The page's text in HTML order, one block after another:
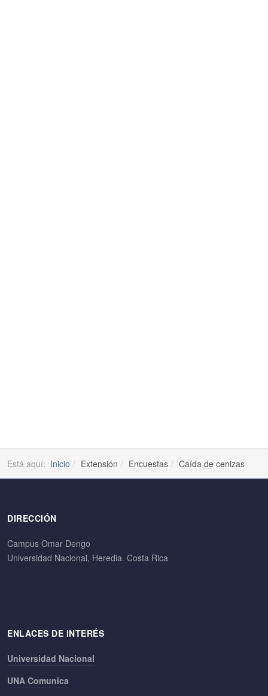
Está aquí: Inicio Extensión Encuestas Caída de cenizas
DIRECCIÓN
Campus Omar Dengo
Universidad Nacional, Heredia. Costa Rica
ENLACES DE INTERÉS
Universidad Nacional
UNA Comunica